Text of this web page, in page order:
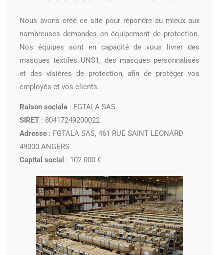
Nous avons créé ce site pour répondre au mieux aux
nombreuses demandes en équipement de protection.
Nos équipes sont en capacité de vous livrer des
masques textiles UNS1, des masques personnalisés
et des visières de protection, afin de protéger vos
employés et vos clients.
Raison sociale : FGTALA SAS
SIRET : 80417249200022
Adresse : FGTALA SAS, 461 RUE SAINT LEONARD
49000 ANGERS
Capital social : 102 000 €